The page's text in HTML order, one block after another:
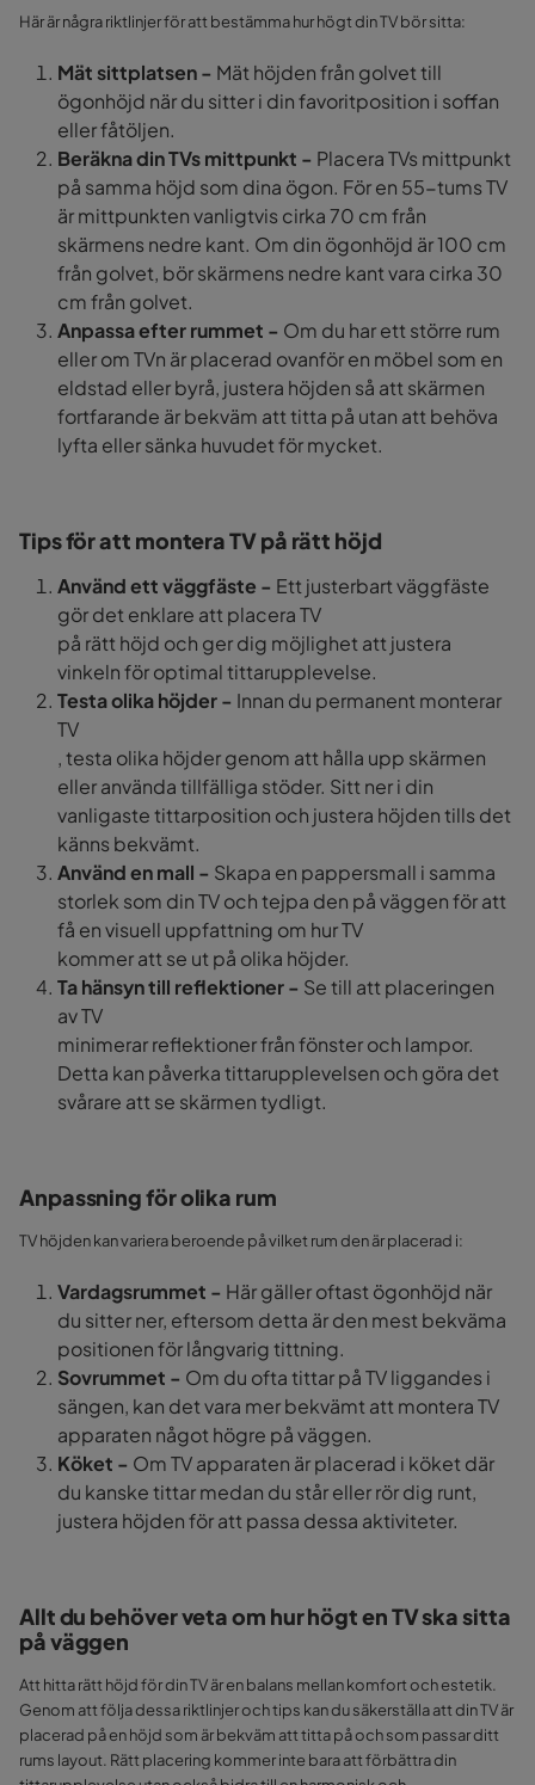
Här är några riktlinjer för att bestämma hur högt din TV bör sitta:
Mät sittplatsen - Mät höjden från golvet till
ögonhöjd när du sitter i din favoritposition i soffan
eller fåtöljen.
Beräkna din TVsmittpunkt - Placera TVs mittpunkt
på samma höjd som dina ögon. För en 55-tums TV
är mittpunkten vanligtvis cirka 70 cm från
skärmens nedre kant. Om din ögonhöjd är 100 cm
från golvet, bör skärmens nedre kant vara cirka 30
cm från golvet.
Anpassa efter rummet - Om du har ett större rum
eller om TVn är placerad ovanför en möbel som en
eldstad eller byrå, justera höjden så att skärmen
fortfarande är bekväm att titta på utan att behöva
lyfta eller sänka huvudet för mycket.
Tips för att montera TVpå rätt höjd
Använd ett väggfäste - Ett justerbart väggfäste
gör det enklare att placera TV
på rätt höjd och ger dig möjlighet att justera
vinkeln för optimal tittarupplevelse.
Testa olika höjder - Innan du permanent monterar
TV
, testa olika höjder genom att hålla upp skärmen
eller använda tillfälliga stöder. Sitt ner i din
vanligaste tittarposition och justera höjden tills det
känns bekvämt.
Använd en mall - Skapa en pappersmall i samma
storlek som din TV och tejpa den på väggen för att
få en visuell uppfattning om hur TV
kommer att se ut på olika höjder.
Ta hänsyn till reflektioner - Se till att placeringen
av TV
minimerar reflektioner från fönster och lampor.
Detta kan påverka tittarupplevelsen och göra det
svårare att se skärmen tydligt.
Anpassning för olika rum
TVhöjden kan variera beroende på vilket rum den är placerad i:
Vardagsrummet - Här gäller oftast ögonhöjd när
du sitter ner, eftersom detta är den mest bekväma
positionen för långvarig tittning.
Sovrummet - Om du ofta tittar på TV liggandes i
sängen, kan det vara mer bekvämt att montera TV
apparaten något högre på väggen.
Köket - Om TV apparaten är placerad i köket där
du kanske tittar medan du står eller rör dig runt,
justera höjden för att passa dessa aktiviteter.
Allt du behöver veta om hur högt en TV ska sitta
på väggen
Att hitta rätt höjd för din TV är en balans mellan komfort och estetik.
Genom att följa dessa riktlinjer och tips kan du säkerställa att din TV är
placerad på en höjd som är bekväm att titta på och som passar ditt
rums layout. Rätt placering kommer inte bara att förbättra din